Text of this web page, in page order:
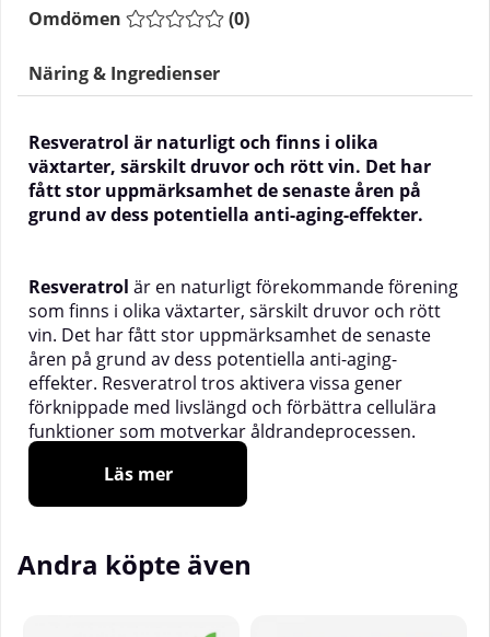
Omdömen (0)
Näring & Ingredienser
Resveratrol är naturligt och finns i olika
växtarter, särskilt druvor och rött vin. Det har
fått stor uppmärksamhet de senaste åren på
grund av dess potentiella anti-aging-effekter.
Resveratrol är en naturligt förekommande förening
som finns i olika växtarter, särskilt druvor och rött
vin. Det har fått stor uppmärksamhet de senaste
åren på grund av dess potentiella anti-aging-
effekter. Resveratrol tros aktivera vissa gener
förknippade med livslängd och förbättra cellulära
funktioner som motverkar åldrandeprocessen.
Resveratrol är en antioxidant växtpolyfenol som
bildas av flera växter som ett försvar mot angrepp
slideväxter från Japan.
Läs mer
Andra köpte även